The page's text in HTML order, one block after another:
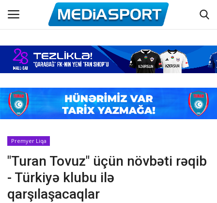
Əsas
Azərbaycan futbolu
Maraqlı
Əlaqə
Haqqımızda
Köşə yazıları
Premyer Liqa
"Turan Tovuz" üçün növbəti rəqib
- Türkiyə klubu ilə
qarşılaşacaqlar